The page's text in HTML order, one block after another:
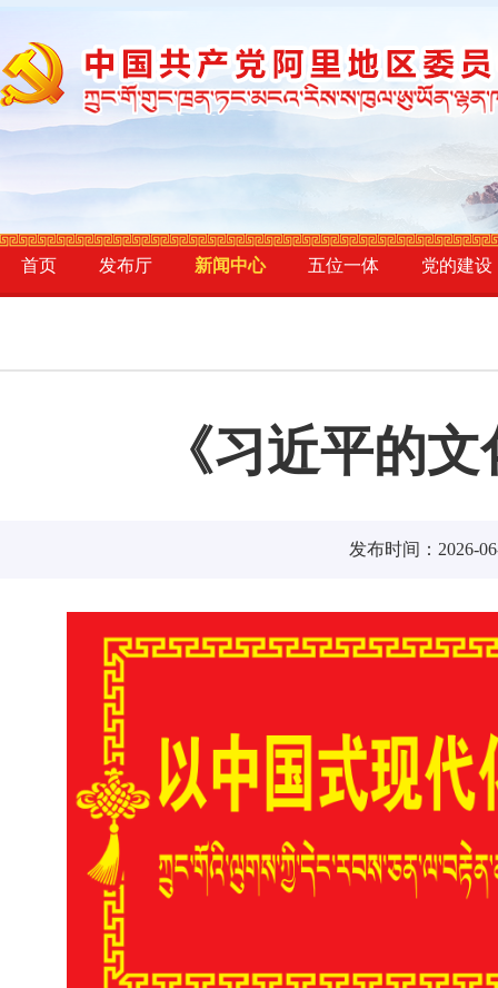
首页 发布厅 新闻中心 五位一体 党的建设
《习近平的
发布时间：2026-